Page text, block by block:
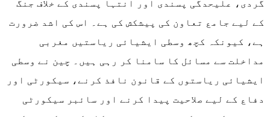
گردی، علیحدگی پسندی اور انتہا پسندی کے خلاف جنگ
کے لیے جامع تعاون کی پیشکش کی ہے۔ اس کی اشد ضرورت
ہے، کیونکہ کچھ وسطی ایشیائی ریاستیں مغربی
مداخلت سے مسائل کا سامنا کر رہی ہیں۔ چین نے وسطی
ایشیائی ریاستوں کے قانون نافذ کرنے، سیکورٹی اور
دفاع کے لیے صلاحیت پیدا کرنے اور سائبر سیکورٹی